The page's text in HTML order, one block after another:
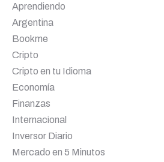
Aprendiendo
Argentina
Bookme
Cripto
Cripto en tu Idioma
Economía
Finanzas
Internacional
Inversor Diario
Mercado en 5 Minutos